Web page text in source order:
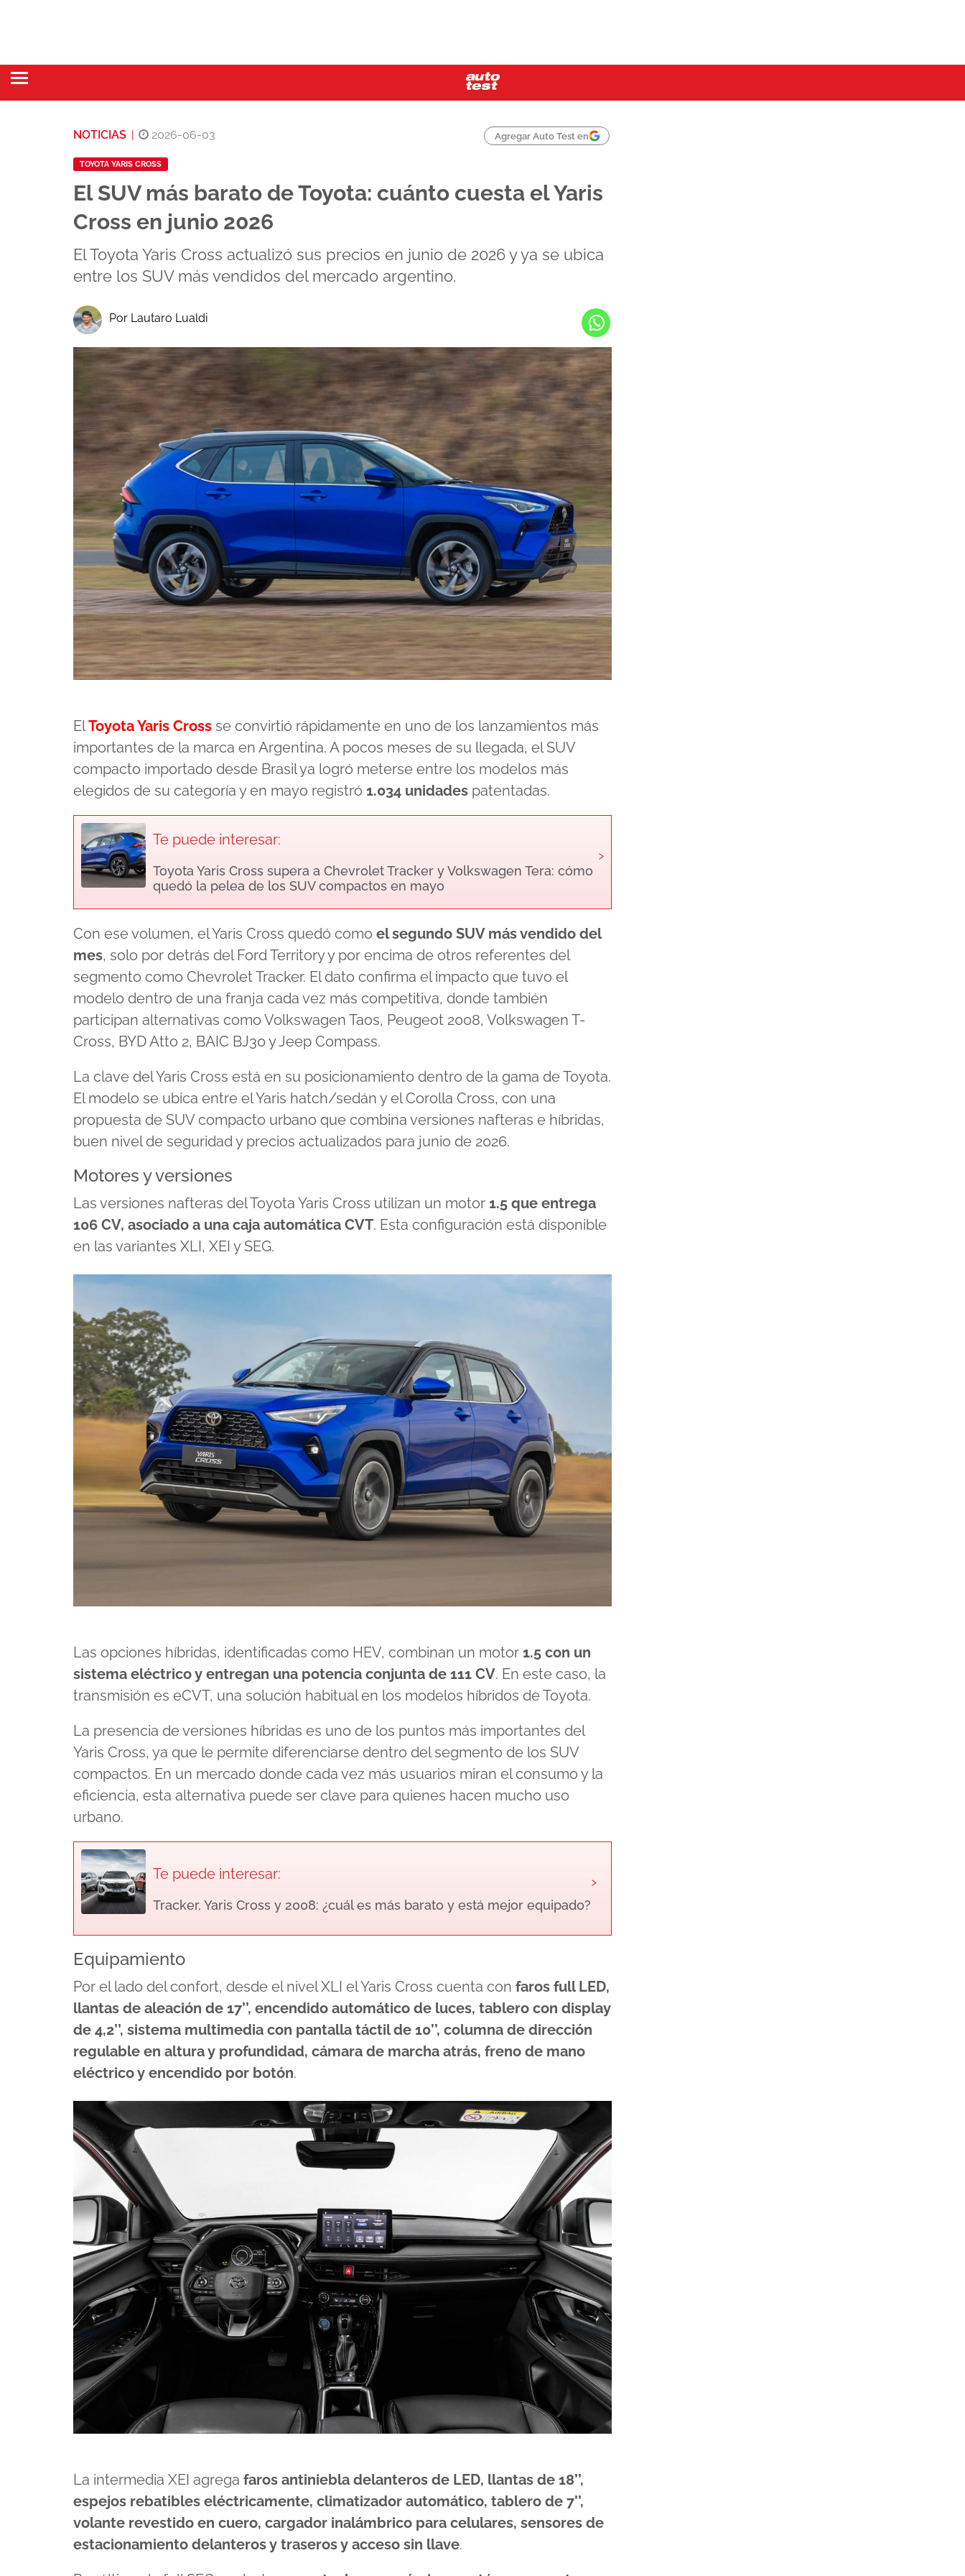
NOTICIAS 2026-06-03 Agregar Auto Test en
TOYOTA YARIS CROSS
El SUV más barato de Toyota: cuánto cuesta el Yaris
Cross en junio 2026
El Toyota Yaris Cross actualizó sus precios en junio de 2026 y ya se ubica
entre los SUV más vendidos del mercado argentino.
Por Lautaro Lualdi
ElToyota Yaris Cross se convirtió rápidamente en uno de los lanzamientos más
importantes de la marca en Argentina. A pocos meses de su llegada, el SUV
compacto importado desde Brasil ya logró meterse entre los modelos más
elegidos de su categoría y en mayo registró 1.034 unidades patentadas.
Te puede interesar:
Toyota Yaris Cross supera a Chevrolet Tracker y Volkswagen Tera: cómo
quedó la pelea de los SUV compactos en mayo
›
Con ese volumen, el Yaris Cross quedó como el segundo SUV más vendido del
mes, solo por detrás del Ford Territory y por encima de otros referentes del
segmento como Chevrolet Tracker. El dato confirma el impacto que tuvo el
modelo dentro de una franja cada vez más competitiva, donde también
participan alternativas como Volkswagen Taos, Peugeot 2008, Volkswagen T-
Cross, BYD Atto 2, BAIC BJ30 y Jeep Compass.
La clave del Yaris Cross está en su posicionamiento dentro de la gama de Toyota.
El modelo se ubica entre el Yaris hatch/sedán y el Corolla Cross, con una
propuesta de SUV compacto urbano que combina versiones nafteras e híbridas,
buen nivel de seguridad y precios actualizados para junio de 2026.
Motores y versiones
Las versiones nafteras del Toyota Yaris Cross utilizan un motor 1.5 que entrega
106 CV, asociado a una caja automática CVT. Esta configuración está disponible
en las variantes XLI, XEI y SEG.
Las opciones híbridas, identificadas como HEV, combinan un motor 1.5 con un
sistema eléctrico y entregan una potencia conjunta de 111 CV. En este caso, la
transmisión es eCVT, una solución habitual en los modelos híbridos de Toyota.
La presencia de versiones híbridas es uno de los puntos más importantes del
Yaris Cross, ya que le permite diferenciarse dentro del segmento de los SUV
compactos. En un mercado donde cada vez más usuarios miran el consumo y la
eficiencia, esta alternativa puede ser clave para quienes hacen mucho uso
urbano.
Te puede interesar:
Tracker, Yaris Cross y 2008: ¿cuál es más barato y está mejor equipado?
›
Equipamiento
Por el lado del confort, desde el nivel XLI el Yaris Cross cuenta con faros full LED,
llantas de aleación de 17’’, encendido automático de luces, tablero con display
de 4,2’’, sistema multimedia con pantalla táctil de 10’’, columna de dirección
regulable en altura y profundidad, cámara de marcha atrás, freno de mano
eléctrico y encendido por botón.
La intermedia XEI agrega faros antiniebla delanteros de LED, llantas de 18’’,
espejos rebatibles eléctricamente, climatizador automático, tablero de 7’’,
volante revestido en cuero, cargador inalámbrico para celulares, sensores de
estacionamiento delanteros y traseros y acceso sin llave.